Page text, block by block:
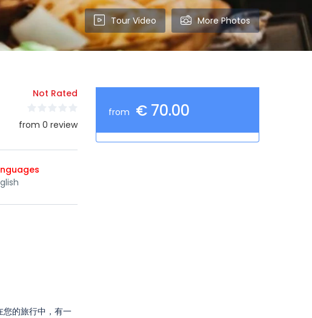
Tour Video More Photos
Not Rated
from 0 review
的旅行中，有一
from € 70.00